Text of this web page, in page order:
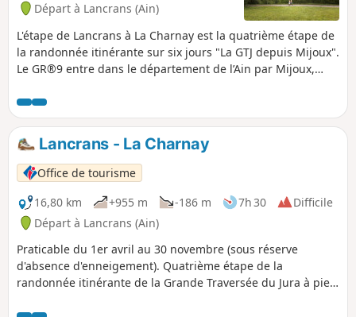
Départ à Lancrans (Ain)
L'étape de Lancrans à La Charnay est la quatrième étape de
la randonnée itinérante sur six jours "La GTJ depuis Mijoux".
Le GR®9 entre dans le département de l’Ain par Mijoux,
passant par le Crêt de la Neige, point culminant du massif.
Il descend ensuite vers Bellegarde-sur-Valserine, traverse le
plateau de Retord puis franchit le Grand Colombier. Le
sentier poursuit son itinéraire jusqu’à Culoz et la vallée du
Rhône, avant de quitter l’Ain pour rejoindre la Savoie et
continuer sa route vers le Sud.
Lancrans - La Charnay
Office de tourisme
16,80 km
+955 m -186 m 7h 30
Difficile
Départ à Lancrans (Ain)
Praticable du 1er avril au 30 novembre (sous réserve
d'absence d'enneigement). Quatrième étape de la
randonnée itinérante de la Grande Traversée du Jura à pied